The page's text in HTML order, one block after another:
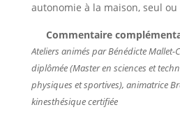
autonomie à la maison, seul
Commentaire
Ateliers animés par Bénédicte Mallet-
diplômée (Master en sciences et
physiques et sportives), animatrice
kinesthésique certifiée